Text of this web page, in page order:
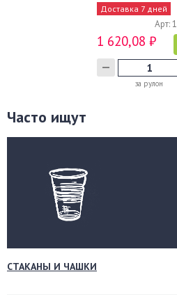
Доставка 7 дней
Арт:
1 620,08 ₽
за рулон
Часто ищут
СТАКАНЫ И ЧАШКИ